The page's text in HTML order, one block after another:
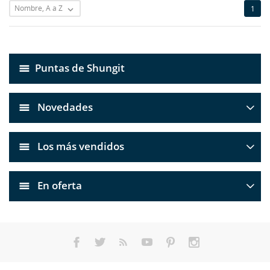
Puntas de Shungit
Novedades
Los más vendidos
En oferta
Nombre, A a Z  1